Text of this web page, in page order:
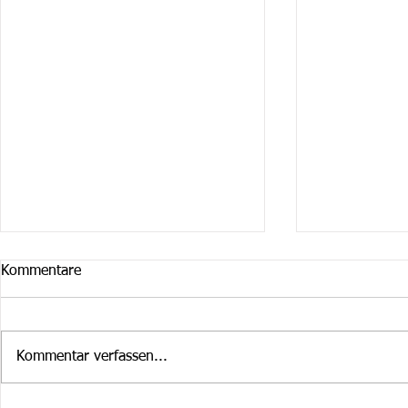
Kommentare
Kommentar verfassen...